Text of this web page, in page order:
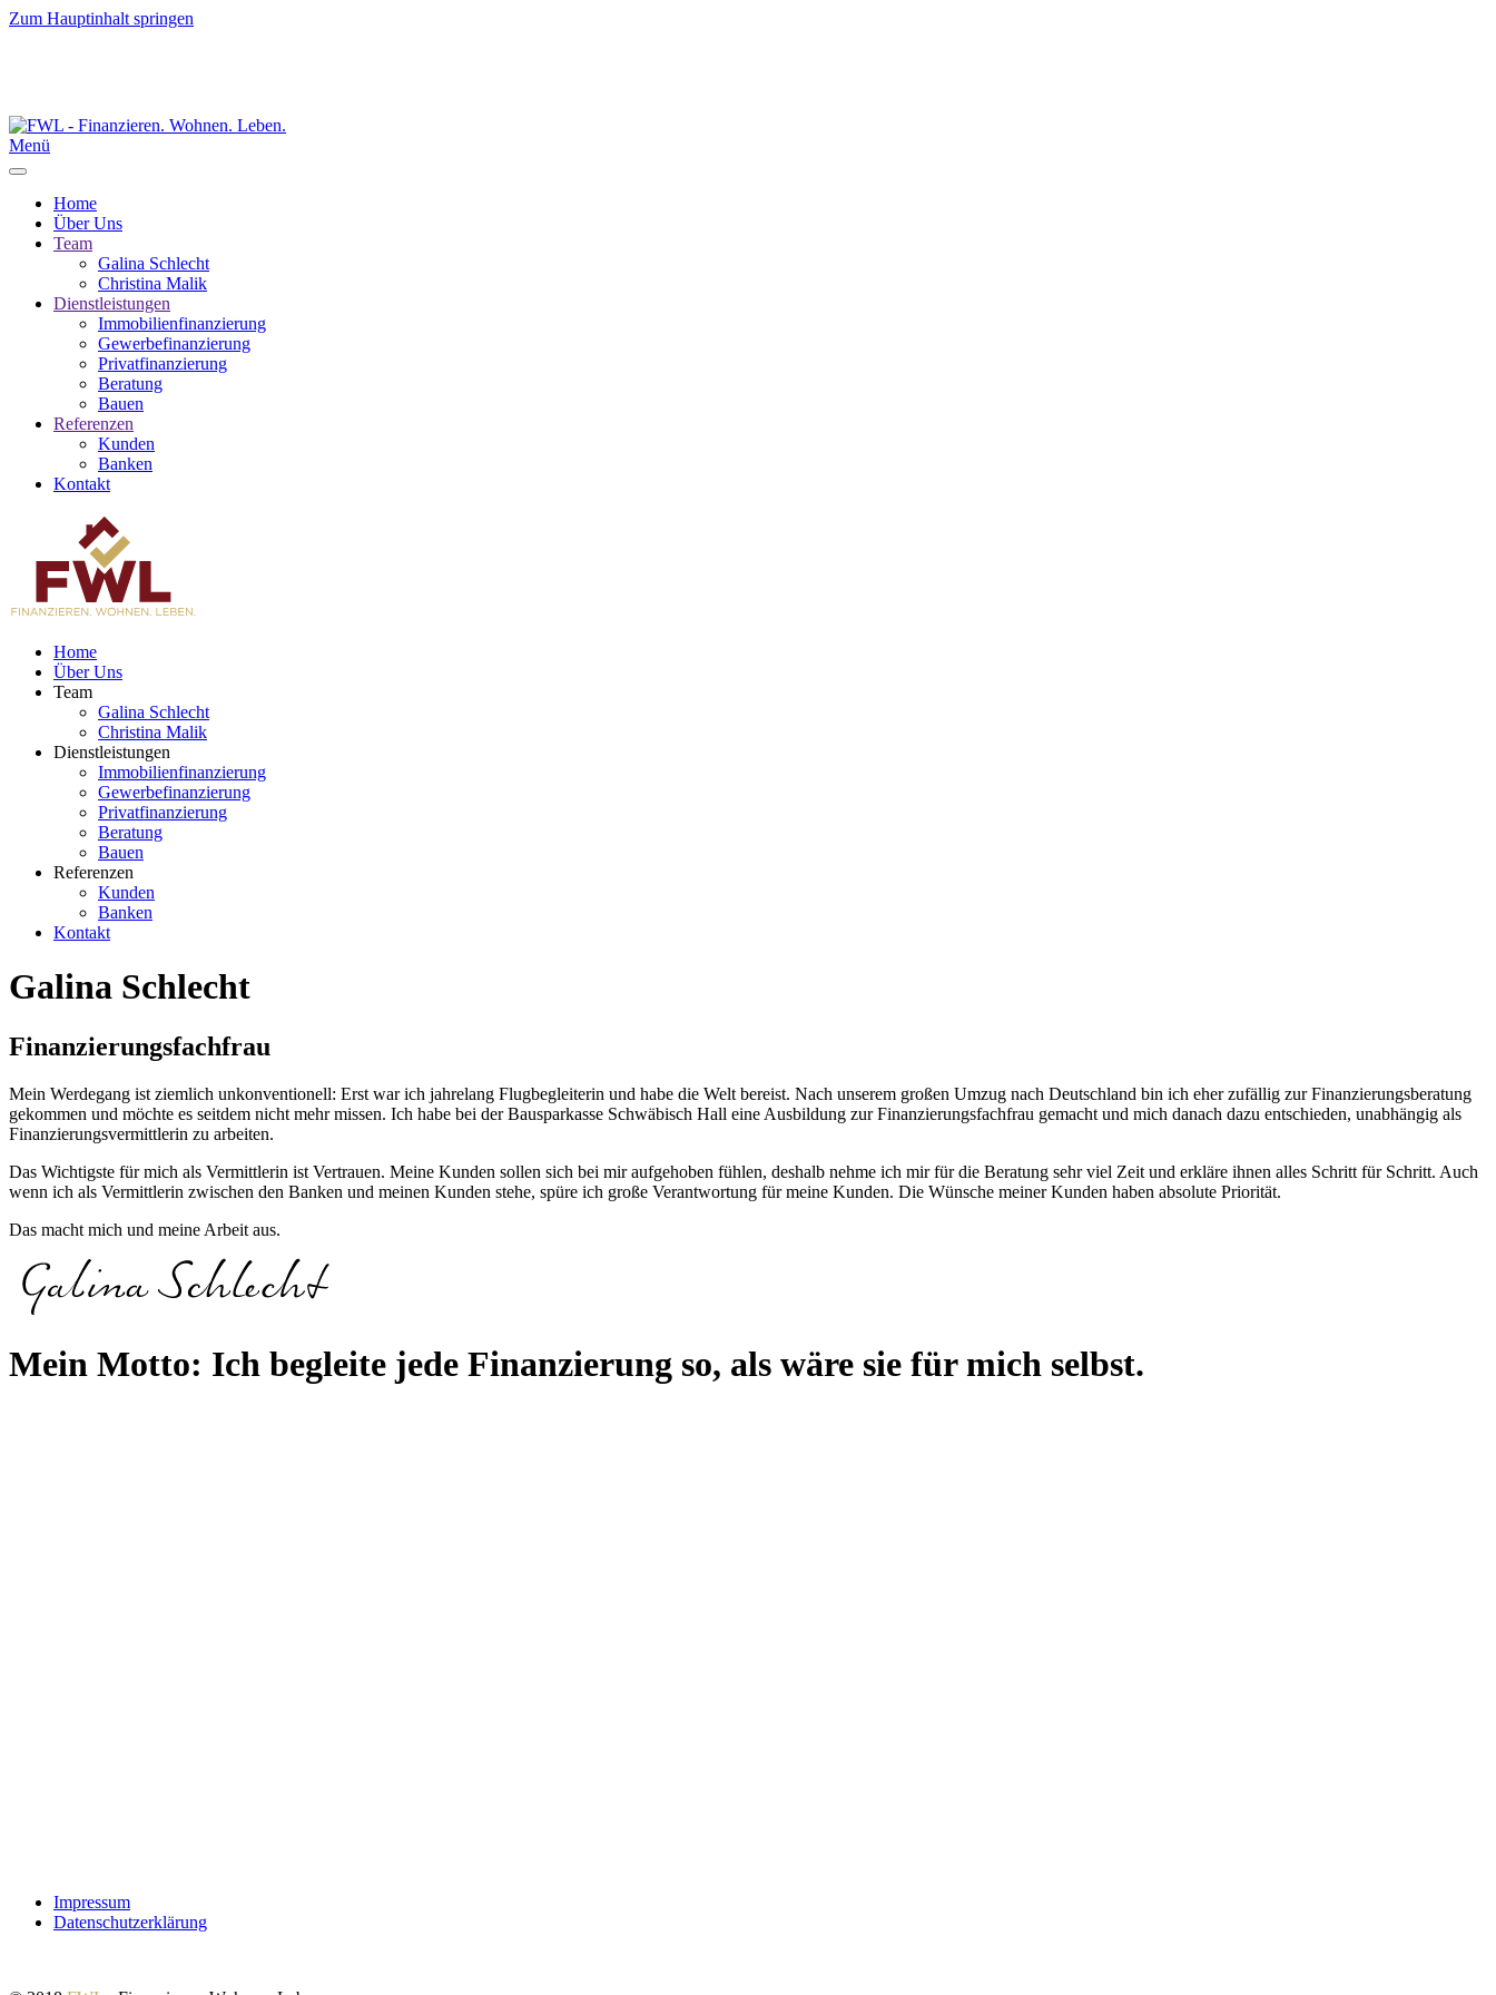
Zum Hauptinhalt springen
Menü
Home
Über Uns
Team
Galina Schlecht
Christina Malik
Dienstleistungen
Immobilienfinanzierung
Gewerbefinanzierung
Privatfinanzierung
Beratung
Bauen
Referenzen
Kunden
Banken
Kontakt
Home
Über Uns
Team
Galina Schlecht
Christina Malik
Dienstleistungen
Immobilienfinanzierung
Gewerbefinanzierung
Privatfinanzierung
Beratung
Bauen
Referenzen
Kunden
Banken
Kontakt
Galina Schlecht
Finanzierungsfachfrau
Mein Werdegang ist ziemlich unkonventionell: Erst war ich jahrelang Flugbegleiterin und habe die Welt bereist. Nach unserem großen Umzug nach Deutschland bin ich eher zufällig zur Finanzierungsberatung
gekommen und möchte es seitdem nicht mehr missen. Ich habe bei der Bausparkasse Schwäbisch Hall eine Ausbildung zur Finanzierungsfachfrau gemacht und mich danach dazu entschieden, unabhängig als
Finanzierungsvermittlerin zu arbeiten.
Das Wichtigste für mich als Vermittlerin ist Vertrauen. Meine Kunden sollen sich bei mir aufgehoben fühlen, deshalb nehme ich mir für die Beratung sehr viel Zeit und erkläre ihnen alles Schritt für Schritt. Auch
wenn ich als Vermittlerin zwischen den Banken und meinen Kunden stehe, spüre ich große Verantwortung für meine Kunden. Die Wünsche meiner Kunden haben absolute Priorität.
Das macht mich und meine Arbeit aus.
Mein Motto: Ich begleite jede Finanzierung so, als wäre sie für mich selbst.
Impressum
Datenschutzerklärung